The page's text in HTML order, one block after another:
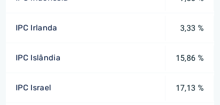
IPC Irlanda 3,33 %
IPC Islândia 15,86 %
IPC Israel 17,13 %